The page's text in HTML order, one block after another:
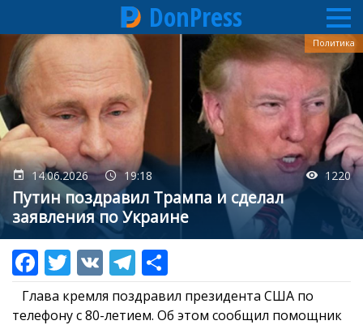
Перейти
основному
содержанию
DonPress
14.06.2026 19:18 1220
Путин поздравил Трампа и сделал
заявления по Украине
Политика
Глава кремля поздравил президента США по
телефону с 80-летием. Об этом сообщил помощник